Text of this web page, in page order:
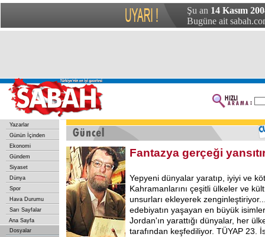
Şu an 14 Kasım
Bugüne ait
Yazarlar
Günün İçinden
Ekonomi
Gündem
Siyaset
Dünya
Spor
Hava Durumu
Sarı Sayfalar
Ana Sayfa
Dosyalar
Fantazya gerçeği
Yepyeni dünyalar yaratıp, iyiyi ve
Kahramanlarını çeşitli ülkeler ve
unsurları ekleyerek
edebiyatın yaşayan en büyük
Jordan'ın yarattığı dünyalar, her
tarafından keşfediliyor. TÜYAP 23.